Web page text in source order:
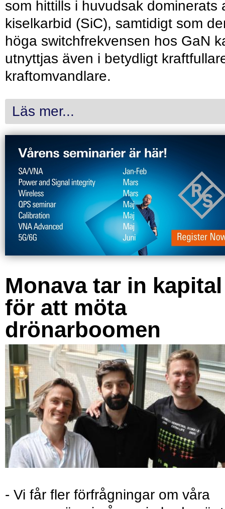
som hittills i huvudsak dominerats
kiselkarbid (SiC), samtidigt som
höga switchfrekvensen hos GaN
utnyttjas även i betydligt
kraftomvandlare.
Läs mer...
Monava tar in kapital
för att möta
drönarboomen
- Vi får fler förfrågningar om våra